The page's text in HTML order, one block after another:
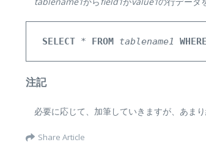
SELECT * FROM tablename1 WHERE
注記
必要に応じて、加筆していきますが、あま
Share Article